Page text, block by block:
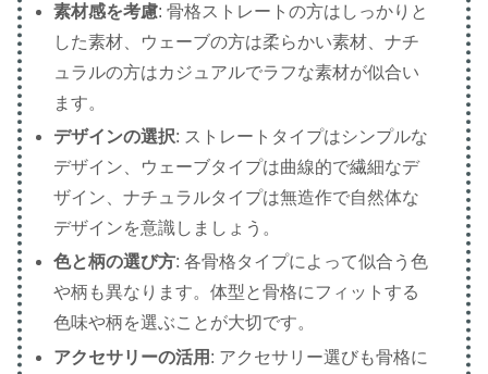
素材感を考慮: 骨格ストレートの方はしっかりと
した素材、ウェーブの方は柔らかい素材、ナチ
ュラルの方はカジュアルでラフな素材が似合い
ます。
デザインの選択: ストレートタイプはシンプルな
デザイン、ウェーブタイプは曲線的で繊細なデ
ザイン、ナチュラルタイプは無造作で自然体な
デザインを意識しましょう。
色と柄の選び方: 各骨格タイプによって似合う色
や柄も異なります。体型と骨格にフィットする
色味や柄を選ぶことが大切です。
アクセサリーの活用 : アクセサリー選びも骨格に